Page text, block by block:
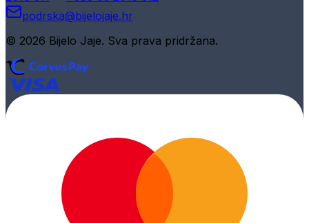
podrska@bijelojaje.hr
© 2026 Bijelo Jaje. Sva prava pridržana.